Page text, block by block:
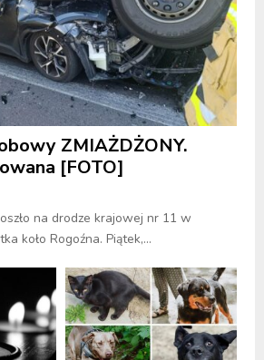
ZMIAŻDŻONY.
[FOTO]
na drodze krajowej nr 11 w
koło Rogoźna. Piątek,...